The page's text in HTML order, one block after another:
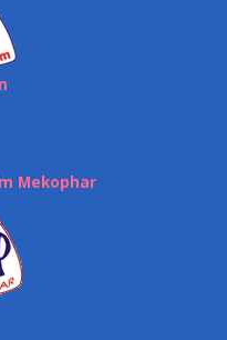
Mekophar